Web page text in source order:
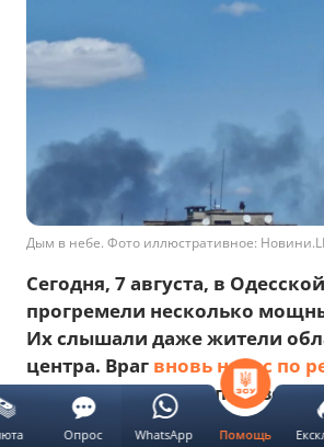
Дым в небе. Фото иллюстративное:
​Сегодня, 7 августа, в
прогремели несколько
Их слышали даже жители
центра. Враг вновь нанес по
ракетный удар с
типа "Оникс". Информации о
Помощь
Опрос WhatsApp